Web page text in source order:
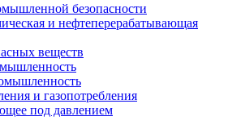
безопасности
и нефтеперерабатывающая
веществ
и газопотребления
под давлением